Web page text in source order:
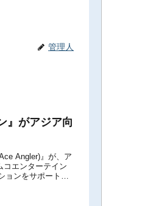
管理人
』がアジア向
Angler)』が、ア
コエンターテイン
ョンをサポートし